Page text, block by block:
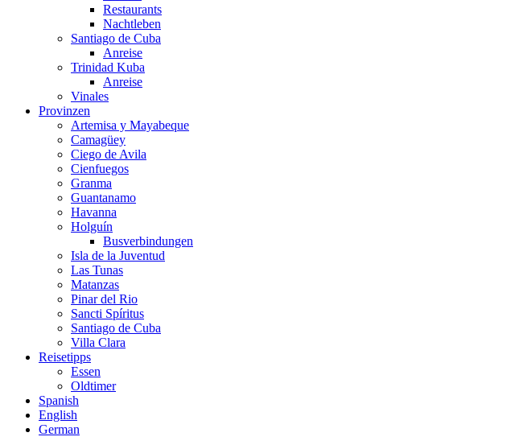
Restaurants
Nachtleben
Santiago de Cuba
Anreise
Trinidad Kuba
Anreise
Vinales
Provinzen
Artemisa y Mayabeque
Camagüey
Ciego de Avila
Cienfuegos
Granma
Guantanamo
Havanna
Holguín
Busverbindungen
Isla de la Juventud
Las Tunas
Matanzas
Pinar del Rio
Sancti Spíritus
Santiago de Cuba
Villa Clara
Reisetipps
Essen
Oldtimer
Spanish
English
German